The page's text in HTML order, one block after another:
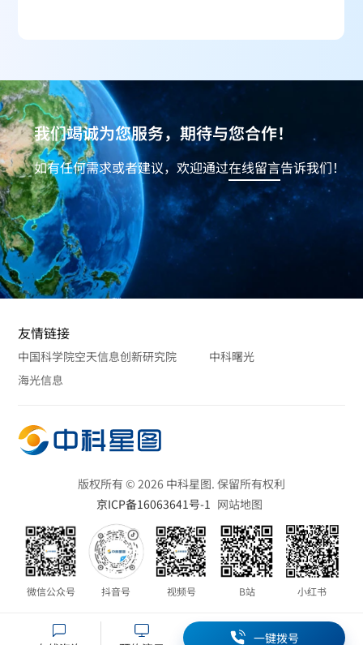
我们竭诚为您服务，期待与您合作！
如有任何需求或者建议，欢迎通过在线留言告诉我们！
友情链接
中国科学院空天信息创新研究院
中科曙光
海光信息
版权所有 © 2026 中科星图. 保留所有权利
京ICP备16063641号-1 网站地图
微信公众号 抖音号 视频号 B站 小红书
一键拨号